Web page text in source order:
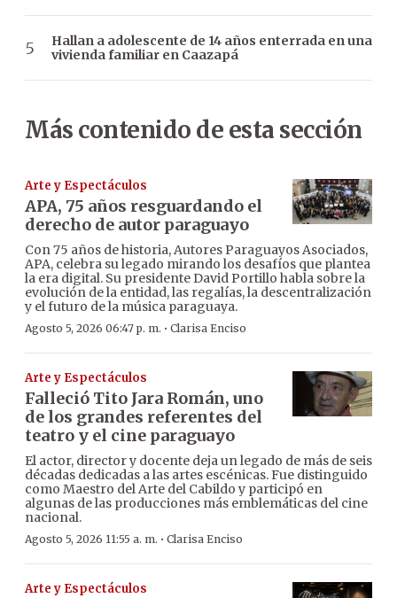
Hallan a adolescente de 14 años enterrada en una
vivienda familiar en Caazapá
Más contenido de esta sección
Arte y Espectáculos
APA, 75 años resguardando el
derecho de autor paraguayo
Con 75 años de historia, Autores Paraguayos Asociados,
APA, celebra su legado mirando los desafíos que plantea
la era digital. Su presidente David Portillo habla sobre la
evolución de la entidad, las regalías, la descentralización
y el futuro de la música paraguaya.
Agosto 5, 2026 06:47 p. m. · Clarisa Enciso
Arte y Espectáculos
Falleció Tito Jara Román, uno
de los grandes referentes del
teatro y el cine paraguayo
El actor, director y docente deja un legado de más de seis
décadas dedicadas a las artes escénicas. Fue distinguido
como Maestro del Arte del Cabildo y participó en
algunas de las producciones más emblemáticas del cine
nacional.
Agosto 5, 2026 11:55 a. m. · Clarisa Enciso
Arte y Espectáculos